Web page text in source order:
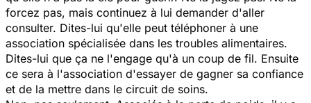
forcez pas, mais continuez à lui demander d'aller
consulter. Dites-lui qu'elle peut téléphoner à une
association spécialisée dans les troubles alimentaires.
Dites-lui que ça ne l'engage qu'à un coup de fil. Ensuite
ce sera à l'association d'essayer de gagner sa confiance
et de la mettre dans le circuit de soins.